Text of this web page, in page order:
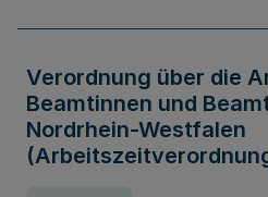
Verordnung über die
Beamtinnen und
Nordrhein-Westfalen